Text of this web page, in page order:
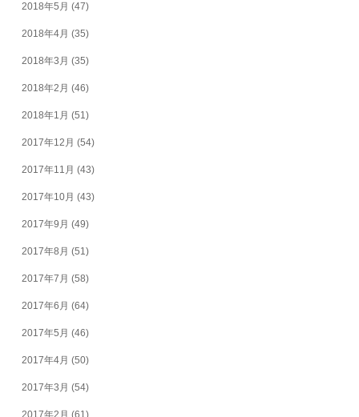
2018年5月 (47)
2018年4月 (35)
2018年3月 (35)
2018年2月 (46)
2018年1月 (51)
2017年12月 (54)
2017年11月 (43)
2017年10月 (43)
2017年9月 (49)
2017年8月 (51)
2017年7月 (58)
2017年6月 (64)
2017年5月 (46)
2017年4月 (50)
2017年3月 (54)
2017年2月 (61)